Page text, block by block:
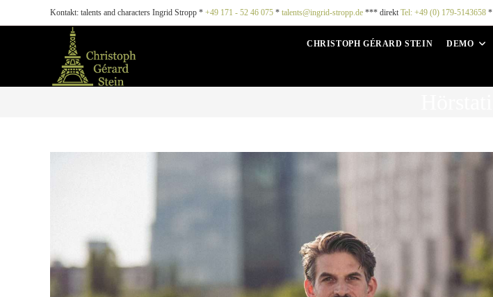
Kontakt: talents and characters Ingrid Stropp * +49 171 - 52 46 075 * talents@ingrid-stropp.de *** direkt Tel: +49 (0) 179-5143658 *
CHRISTOPH GÉRARD STEIN DEMO